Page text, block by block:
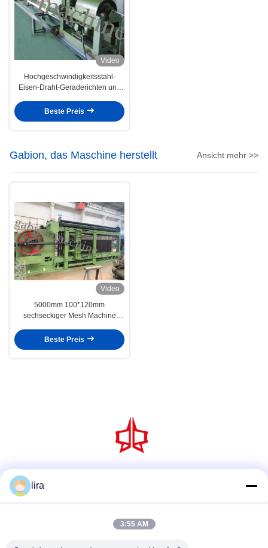
Video
Hochgeschwindigkeitsstahl-
Eisen-Draht-Geraderichten und
Beste Preis
Gabion, das Maschine herstellt Ansicht mehr >>
Video
5000mm 100*120mm
sechseckiger Mesh Machine
Verteidigungs-Korb
Beste Preis
lira
3:55 AM